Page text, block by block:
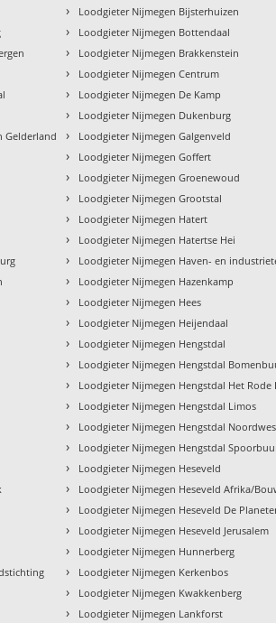
Gelderland
› Loodgieter Nijmegen Bijsterhuizen
› Loodgieter Nijmegen Bottendaal
› Loodgieter Nijmegen Brakkenstein
› Loodgieter Nijmegen Centrum
› Loodgieter Nijmegen De Kamp
› Loodgieter Nijmegen Dukenburg
› Loodgieter Nijmegen Galgenveld
› Loodgieter Nijmegen Goffert
› Loodgieter Nijmegen Groenewoud
› Loodgieter Nijmegen Grootstal
› Loodgieter Nijmegen Hatert
› Loodgieter Nijmegen Hatertse Hei
› Loodgieter Nijmegen Haven- en
› Loodgieter Nijmegen Hazenkamp
› Loodgieter Nijmegen Hees
› Loodgieter Nijmegen Heijendaal
› Loodgieter Nijmegen Hengstdal
› Loodgieter Nijmegen Hengstdal
› Loodgieter Nijmegen Hengstdal Het Rode
› Loodgieter Nijmegen Hengstdal Limos
› Loodgieter Nijmegen Hengstdal
› Loodgieter Nijmegen Hengstdal
› Loodgieter Nijmegen Heseveld
› Loodgieter Nijmegen Heseveld Afrika/
› Loodgieter Nijmegen Heseveld De
› Loodgieter Nijmegen Heseveld Jerusalem
› Loodgieter Nijmegen Hunnerberg
› Loodgieter Nijmegen Kerkenbos
› Loodgieter Nijmegen Kwakkenberg
› Loodgieter Nijmegen Lankforst